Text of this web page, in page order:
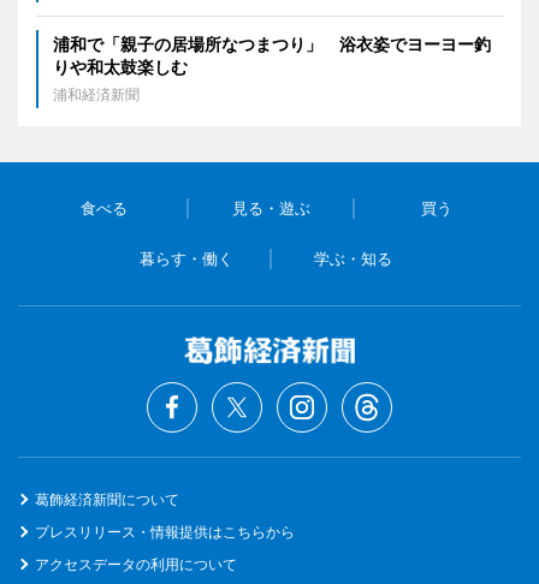
浦和で「親子の居場所なつまつり」 浴衣姿でヨーヨー釣
りや和太鼓楽しむ
浦和経済新聞
食べる 見る・遊ぶ 買う
暮らす・働く 学ぶ・知る
葛飾経済新聞について
プレスリリース・情報提供はこちらから
アクセスデータの利用について